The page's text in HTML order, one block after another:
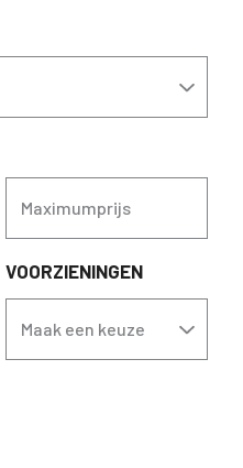
Maximumprijs
VOORZIENINGEN
Maak een keuze